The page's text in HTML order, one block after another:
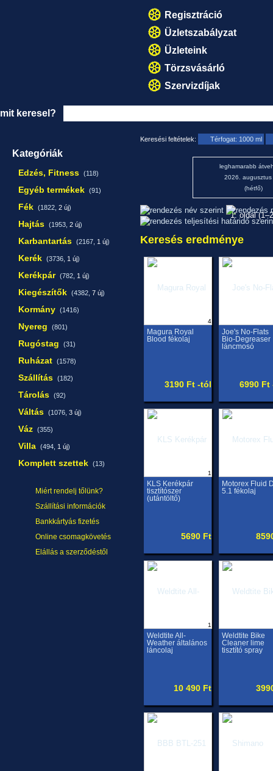
Regisztráció
Üzletszabályzat
Üzleteink
Törzsvásárló
Szervizdíjak
mit keresel?
Kategóriák
Edzés, Fitness (118)
Egyéb termékek (91)
Fék (1822, 2 új)
Hajtás (1953, 2 új)
Karbantartás (2167, 1 új)
Kerék (3736, 1 új)
Kerékpár (782, 1 új)
Kiegészítők (4382, 7 új)
Kormány (1416)
Nyereg (801)
Rugóstag (31)
Ruházat (1578)
Szállítás (182)
Tárolás (92)
Váltás (1076, 3 új)
Váz (355)
Villa (494, 1 új)
Komplett szettek (13)
Miért rendelj tőlünk?
Szállítási információk
Bankkártyás fizetés
Online csomagkövetés
Elállás a szerződéstől
Keresési feltételek: Térfogat: 1000 ml
leghamarabb
2026. augusztus
(hétfő)
1. oldal
Keresés eredménye
4
Magura Royal
Blood fékolaj
3190 Ft -tól
Joe's No-Flats
Bio-Degreaser
láncmosó
6990 Ft
1
KLS Kerékpár
tisztítószer
(utántöltő)
5690 Ft
Motorex Fluid
5.1 fékolaj
1
Weldtite All-
Weather általános
láncolaj
10 490 Ft
Weldtite Bike
Cleaner lime
tisztító spray